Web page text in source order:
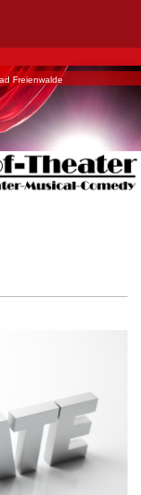
Freienwalde